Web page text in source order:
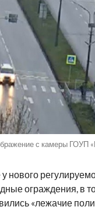
с камеры ГОУП
у нового
ограждения, в
«лежачие